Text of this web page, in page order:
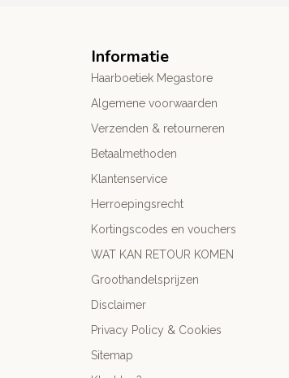
Informatie
Haarboetiek Megastore
Algemene voorwaarden
Verzenden & retourneren
Betaalmethoden
Klantenservice
Herroepingsrecht
Kortingscodes en vouchers
WAT KAN RETOUR KOMEN
Groothandelsprijzen
Disclaimer
Privacy Policy & Cookies
Sitemap